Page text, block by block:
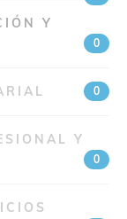
Y
0
0
Y
0